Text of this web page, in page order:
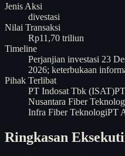
Jenis Aksi
divestasi
Nilai Transaksi
Rp11,70 triliun
Timeline
Perjanjian investasi 23
2026; keterbukaan
Pihak Terlibat
PT Indosat Tbk (ISAT)
Nusantara Fiber
Infra Fiber TeknologiPT
Ringkasan